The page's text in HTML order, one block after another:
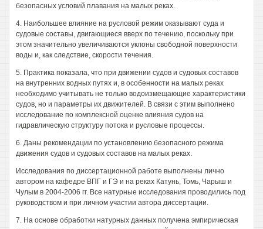
безопасных условий плавания на малых реках.
4. Наибольшее влияние на русловой режим оказывают суда и
судовые составы, двигающиеся вверх по течению, поскольку при
этом значительно увеличиваются уклоны свободной поверхности
воды и, как следствие, скорости течения.
5. Практика показала, что при движении судов и судовых составов
на внутренних водных путях и, в особенности на малых реках
необходимо учитывать не только водоизмещающие характеристики
судов, но и параметры их движителей. В связи с этим выполнено
исследование по комплексной оценке влияния судов на
гидравлическую структуру потока и русловые процессы.
6. Даны рекомендации по установлению безопасного режима
движения судов и судовых составов на малых реках.
Исследования по диссертационной работе выполнены лично
автором на кафедре ВПГ и ГЭ и на реках Катунь, Томь, Чарыш и
Чулым в 2004-2006 гг. Все натурные исследования проводились под
руководством и при личном участии автора диссертации.
7. На основе обработки натурных данных получена эмпирическая